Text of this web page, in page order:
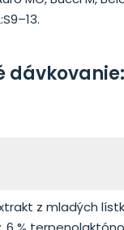
dávkovanie:
z mladých